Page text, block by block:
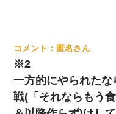
匿名
※2
一方的にやられた
戦(「それならもう